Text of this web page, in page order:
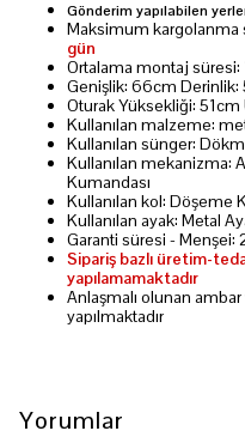
Gönderim yapılabilen
Maksimum kargolanma
gün
Ortalama montaj süresi:
Genişlik: 66cm
Oturak Yüksekliği: 51cm
Kullanılan malzeme:
Kullanılan sünger:
Kullanılan mekanizma:
Kumandası
Kullanılan kol: Döşeme
Kullanılan ayak: Metal
Garanti süresi - Menşei:
Sipariş bazlı üretim-
yapılamamaktadır
Anlaşmalı olunan
yapılmaktadır
Yorumlar